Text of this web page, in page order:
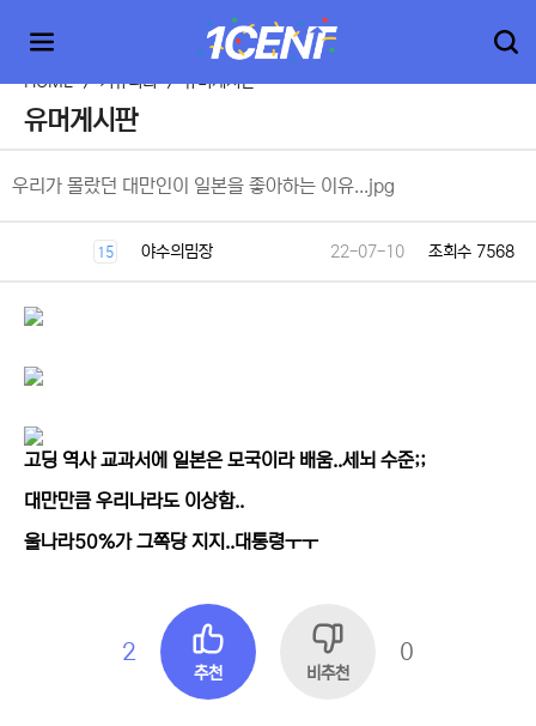
HOME > 커뮤니티 > 유머게시판
유머게시판
우리가 몰랐던 대만인이 일본을 좋아하는 이유...jpg
15 야수의밈장 22-07-10 조회수 7568
고딩 역사 교과서에 일본은 모국이라 배움..세뇌 수준;;
대만만큼 우리나라도 이상함..
울나라50%가 그쪽당 지지..대통령ㅜㅜ
2
추천 비추천
0